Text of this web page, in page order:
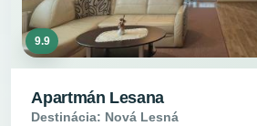
9.9
Apartmán Lesana
Destinácia: Nová Lesná